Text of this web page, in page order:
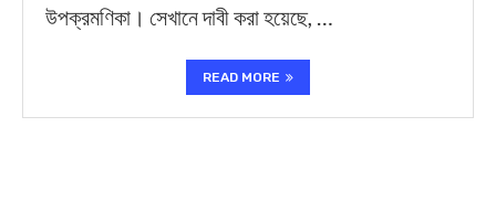
উপক্রমণিকা। সেখানে দাবী করা হয়েছে, …
READ MORE